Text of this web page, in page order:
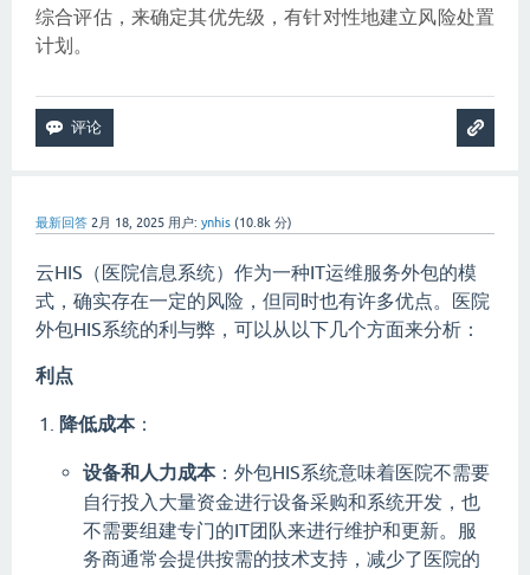
综合评估，来确定其优先级，有针对性地建立风险处置
计划。
最新回答 2月 18, 2025 用户: ynhis (10.8k 分)
云HIS（医院信息系统）作为一种IT运维服务外包的模
式，确实存在一定的风险，但同时也有许多优点。医院
外包HIS系统的利与弊，可以从以下几个方面来分析：
利点
降低成本：
设备和人力成本：外包HIS系统意味着医院不需要
自行投入大量资金进行设备采购和系统开发，也
不需要组建专门的IT团队来进行维护和更新。服
务商通常会提供按需的技术支持，减少了医院的